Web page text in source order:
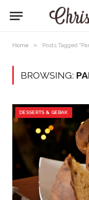
Home » Posts Tagged
BROWSING:
DESSERTS & GEBAK